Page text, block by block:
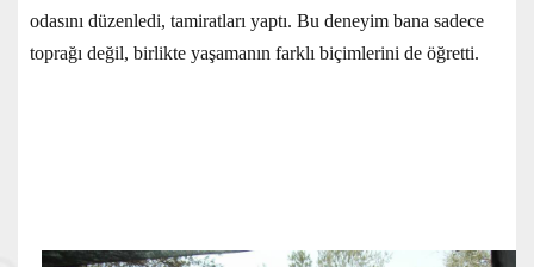
odasını düzenledi, tamiratları yaptı. Bu deneyim bana sadece
toprağı değil, birlikte yaşamanın farklı biçimlerini de öğretti.